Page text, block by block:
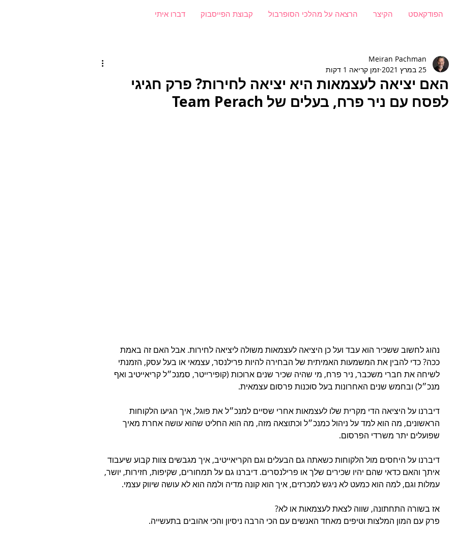
דברו איתי קבוצת הפייסבוק הרצאה על מהלכי הסופרבול הקיצר הפודקאסט
האם יציאה לעצמאות היא יציאה לחירות? פרק חגיגי
לפסח עם ניר פרח, בעלים של Team Perach
Meiran Pachman
25 במרץ 2021
זמן קריאה 1 דקות
נהוג לחשוב ששכיר הוא עבד ועל כן היציאה לעצמאות משולה ליציאה לחירות. אבל האם זה באמת
ככה? כדי להבין את המשמעות האמיתית של הבחירה להיות פרילנסר, עצמאי או בעל עסק, הזמנתי
לשיחה את חברי משכבר, ניר פרח, מי שהיה שכיר שנים ארוכות (קופירייטר, סמנכ״ל קריאייטיב ואף
מנכ״ל) ובחמש שנים האחרונות בעל סוכנות פרסום עצמאית.
דיברנו על היציאה הדי מקרית שלו לעצמאות אחרי שסיים למנכ״ל את פוגל, איך הגיעו הלקוחות
הראשונים, מה הוא למד על ניהול כמנכ״ל וכתוצאה מזה, מה הוא החליט שהוא עושה אחרת מאיך
שפועלים יתר משרדי הפרסום.
דיברנו על היחסים מול הלקוחות כשאתה גם הבעלים וגם הקריאייטיב, איך מגבשים צוות קבוע שיעבוד
איתך והאם כדאי שהם יהיו שכירים שלך או פרילנסרים. דיברנו גם על תמחורים, שקיפות, חזירות, יושר,
עמלות וגם, למה הוא כמעט לא ניגש למכרזים, איך הוא קונה מדיה ולמה הוא לא עושה שיווק עצמי.
אז בשורה התחתונה, שווה לצאת לעצמאות או לא?
פרק עם המון המלצות וטיפים מאחד האנשים עם הכי הרבה ניסיון והכי אהובים בתעשייה.